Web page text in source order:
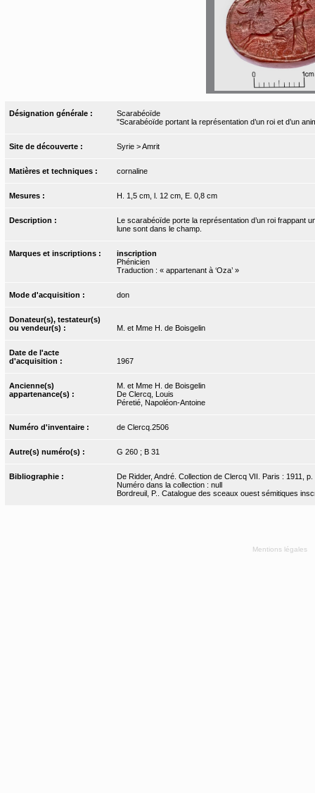
Désignation générale :
Scarabéoïde
"Scarabéoïde portant la représentation d’un roi et d’un
Site de découverte : Syrie > Amrit
Matières et techniques : cornaline
Mesures : H. 1,5 cm, l. 12 cm, E. 0,8 cm
Description :
Le scarabéoïde porte la représentation d’un roi frappant
lune sont dans le champ.
Marques et inscriptions :
inscription
Phénicien
Traduction : « appartenant à ‘Oza’ »
Mode d'acquisition : don
Donateur(s), testateur(s)
ou vendeur(s) :
M. et Mme H. de Boisgelin
Date de l'acte
d'acquisition :
1967
Ancienne(s)
appartenance(s) :
M. et Mme H. de Boisgelin
De Clercq, Louis
Péretié, Napoléon-Antoine
Numéro d'inventaire : de Clercq.2506
Autre(s) numéro(s) : G 260 ; B 31
Bibliographie :
De Ridder, André. Collection de Clercq VII. Paris : 1911, p.
Numéro dans la collection : null
Bordreuil, P.. Catalogue des sceaux ouest sémitiques
Mentions légales